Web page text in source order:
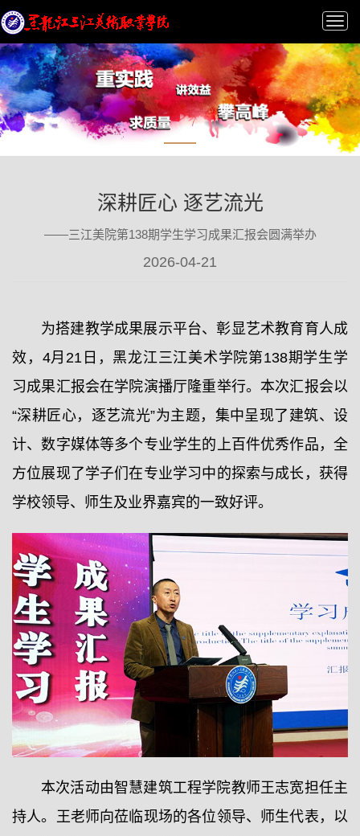
深耕匠心 逐艺流光
——三江美院第138期学生学习成果汇报会圆满举办
2026-04-21
为搭建教学成果展示平台、彰显艺术教育育人成
效，4月21日，黑龙江三江美术学院第138期学生学
习成果汇报会在学院演播厅隆重举行。本次汇报会以
“深耕匠心，逐艺流光”为主题，集中呈现了建筑、设
计、数字媒体等多个专业学生的上百件优秀作品，全
方位展现了学子们在专业学习中的探索与成长，获得
学校领导、师生及业界嘉宾的一致好评。
本次活动由智慧建筑工程学院教师王志宽担任主
持人。王老师向莅临现场的各位领导、师生代表，以